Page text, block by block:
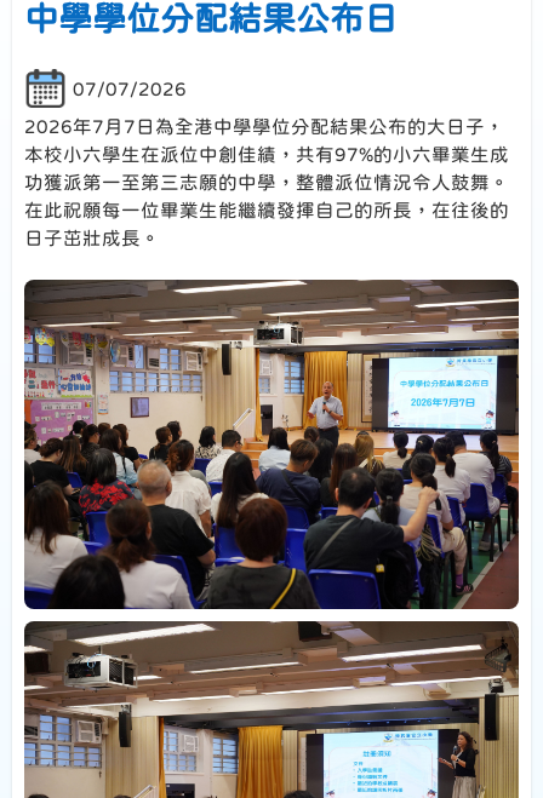
中學學位分配結果公布日
07/07/2026
2026年7月7日為全港中學學位分配結果公布的大日子，
本校小六學生在派位中創佳績，共有97%的小六畢業生成
功獲派第一至第三志願的中學，整體派位情況令人鼓舞。
在此祝願每一位畢業生能繼續發揮自己的所長，在往後的
日子茁壯成長。